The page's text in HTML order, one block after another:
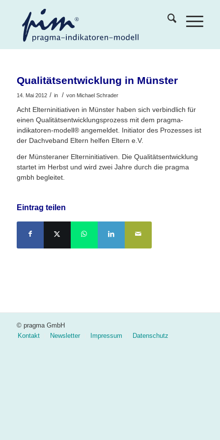
Qualitätsentwicklung in Münster
14. Mai 2012 / in / von Michael Schrader
Acht Elterninitiativen in Münster haben sich verbindlich für
einen Qualitätsentwicklungsprozess mit dem pragma-
indikatoren-modell® angemeldet. Initiator des Prozesses ist
der Dachveband Eltern helfen Eltern e.V.
der Münsteraner Elterninitiativen. Die Qualitätsentwicklung
startet im Herbst und wird zwei Jahre durch die pragma
gmbh begleitet.
Eintrag teilen
© pragma GmbH
Kontakt
Newsletter Impressum Datenschutz